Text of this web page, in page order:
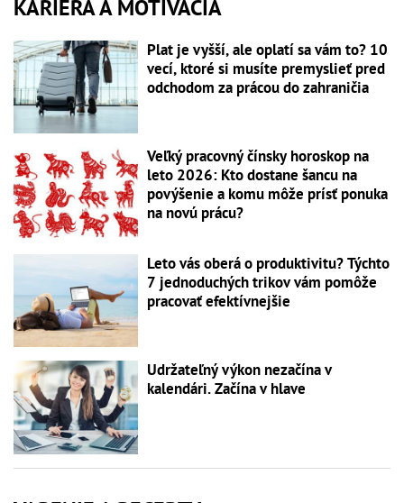
KARIÉRA A MOTIVÁCIA
Plat je vyšší, ale oplatí sa vám to? 10
vecí, ktoré si musíte premyslieť pred
odchodom za prácou do zahraničia
Veľký pracovný čínsky horoskop na
leto 2026: Kto dostane šancu na
povýšenie a komu môže prísť ponuka
na novú prácu?
Leto vás oberá o produktivitu? Týchto
7 jednoduchých trikov vám pomôže
pracovať efektívnejšie
Udržateľný výkon nezačína v
kalendári. Začína v hlave